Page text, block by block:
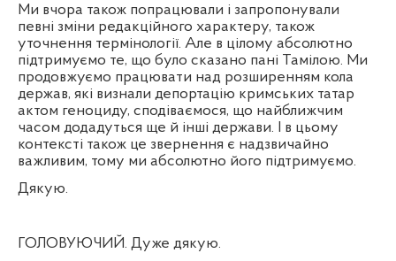
Ми вчора також попрацювали і запропонували
певні зміни редакційного характеру, також
уточнення термінології. Але в цілому абсолютно
підтримуємо те, що було сказано пані Тамілою. Ми
продовжуємо працювати над розширенням кола
держав, які визнали депортацію кримських татар
актом геноциду, сподіваємося, що найближчим
часом додадуться ще й інші держави. І в цьому
контексті також це звернення є надзвичайно
важливим, тому ми абсолютно його підтримуємо.
Дякую.
ГОЛОВУЮЧИЙ. Дуже дякую.